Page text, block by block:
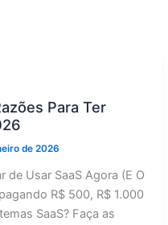
Para Ter
de 2026
de Usar SaaS Agora (E O
R$ 500, R$ 1.000
SaaS? Faça as